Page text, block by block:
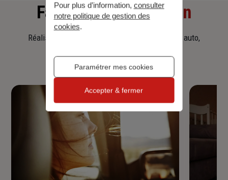
Faitesune simulation
Réalisez une simulation tarifaire d'assurance, auto,
Pour plus d’information, consulter
notre politique de gestion des
cookies.
Paramétrer mes cookies
Accepter & fermer